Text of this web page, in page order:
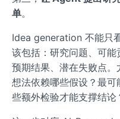
单。
Idea generation 不能只
该包括：研究问题、可能
预期结果、潜在失败点
想法依赖哪些假设？最
些额外检验才能支撑结论